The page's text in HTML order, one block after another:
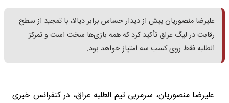
علیرضا منصوریان پیش از دیدار حساس برابر دیالا، با تمجید از سطح
رقابت در لیگ عراق تأکید کرد که همه بازی‌ها سخت است و تمرکز
الطلبه فقط روی کسب سه امتیاز خواهد بود.
علیرضا منصوریان، سرمربی تیم الطلبه عراق، در کنفرانس خبری